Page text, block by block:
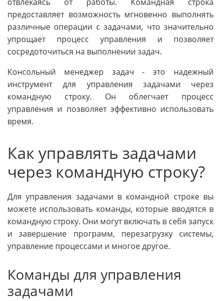
предоставляет возможность мгновенно выполнять
различные операции с задачами, что значительно
упрощает процесс управления и позволяет
сосредоточиться на выполнении задач.
Консольный менеджер задач - это надежный
инструмент для управления задачами через
командную строку. Он облегчает процесс
управления и позволяет эффективно использовать
время.
Как управлять задачами
через командную строку?
Для управления задачами в командной строке вы
можете использовать команды, которые вводятся в
командную строку. Они могут включать в себя запуск
и завершение программ, перезагрузку системы,
управление процессами и многое другое.
Команды для управления
задачами